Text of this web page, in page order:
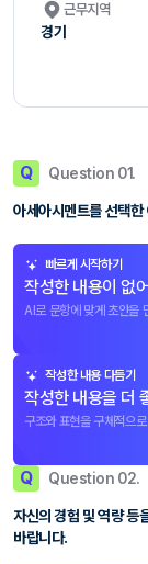
근무지역
경기
Q Question 01.
아세아시멘트를 선택한
빠르게 시작하기
작성한 내용이 없
AI로 문항에 맞게 초안을
작성한 내용 다듬기
작성한 내용을 더
구조와 표현을 구체적으
Q Question 02.
자신의 경험 및 역량 등
바랍니다.